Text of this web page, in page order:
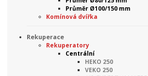
Průměr Ø100/150 mm
Komínová dvířka
Rekuperace
Rekuperatory
Centrální
HEKO 250
VEKO 250